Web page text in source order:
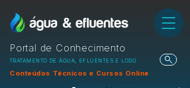
Portal de Conhecimento
TRATAMENTO DE ÁGUA, EFLUENTES E LODO
Conteúdos Técnicos e Cursos Online